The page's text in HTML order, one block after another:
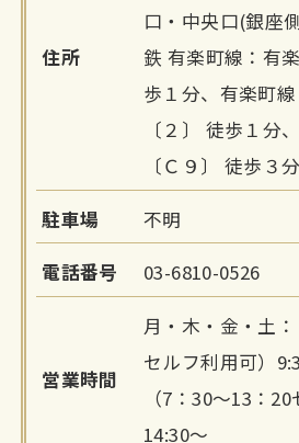
住所
口・中央口(銀座
鉄 有楽町線：有
歩１分、有楽町
〔２〕 徒歩１分
〔Ｃ９〕 徒歩３分
駐車場 不明
電話番号 03-6810-0526
営業時間
月・木・金・土
セルフ利用可）
（7：30～13：20
14:30～